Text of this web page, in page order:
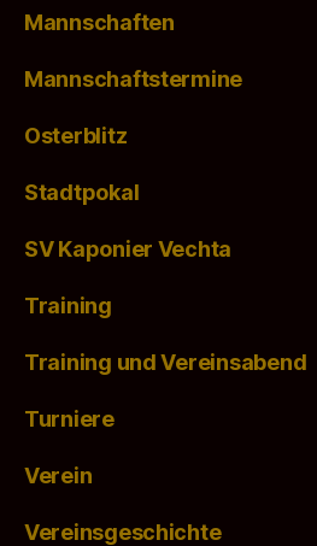
Mannschaften
Mannschaftstermine
Osterblitz
Stadtpokal
SV Kaponier Vechta
Training
Training und Vereinsabend
Turniere
Verein
Vereinsgeschichte